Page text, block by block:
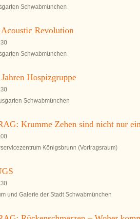
Schwabmünchen
Revolution
Schwabmünchen
Hospizgruppe
Schwabmünchen
Krumme Zehen sind nicht nur
Königsbrunn (Vortragsraum)
und Galerie der Stadt Schwabmünchen